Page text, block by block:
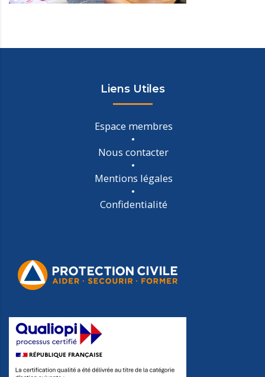
Liens Utiles
Espace membres
Nous contacter
Mentions légales
Confidentialité